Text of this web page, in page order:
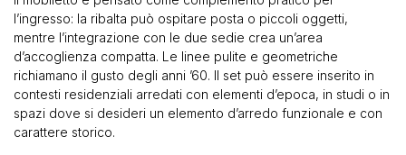
l’ingresso: la ribalta può ospitare posta o piccoli oggetti,
mentre l’integrazione con le due sedie crea un’area
d’accoglienza compatta. Le linee pulite e geometriche
richiamano il gusto degli anni ’60. Il set può essere inserito in
contesti residenziali arredati con elementi d’epoca, in studi o in
spazi dove si desideri un elemento d’arredo funzionale e con
carattere storico.